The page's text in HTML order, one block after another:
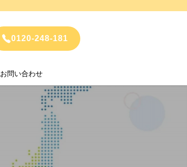
お問い合わせ
0120-248-181